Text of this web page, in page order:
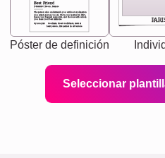
Best Friend
[<NAME>] Noun, feminie
Synonyms: Soulmate, closet confidante, sister at
heart person, life partner in adventure.
The person who understands you without explanation
you accepts just as you are. She's your partner in life's,
chaos your biggest supporter, and the one with whom
you share your best memories.
Póster de definición
Seleccionar